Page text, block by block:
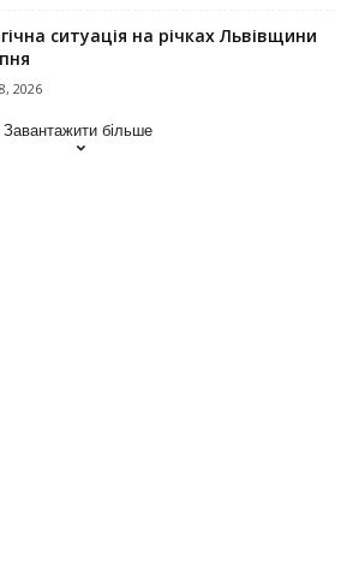
ситуація на річках Львівщини
2026
Завантажити більше